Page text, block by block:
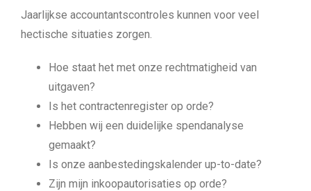
Jaarlijkse accountantscontroles kunnen voor veel
hectische situaties zorgen.
Hoe staat het met onze rechtmatigheid van
uitgaven?
Is het contractenregister op orde?
Hebben wij een duidelijke spendanalyse
gemaakt?
Is onze aanbestedingskalender up-to-date?
Zijn mijn inkoopautorisaties op orde?